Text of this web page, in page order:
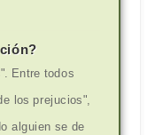
Entre todos
los prejucios",
alguien se de